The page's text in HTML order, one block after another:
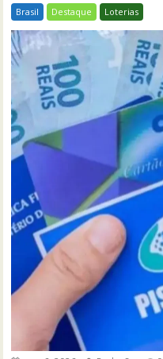
Brasil Destaque Loterias